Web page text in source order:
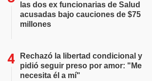
las dos ex funcionarias de Salud
acusadas bajo cauciones de $75
millones
Rechazó la libertad condicional y
pidió seguir preso por amor: "Me
necesita él a mí"